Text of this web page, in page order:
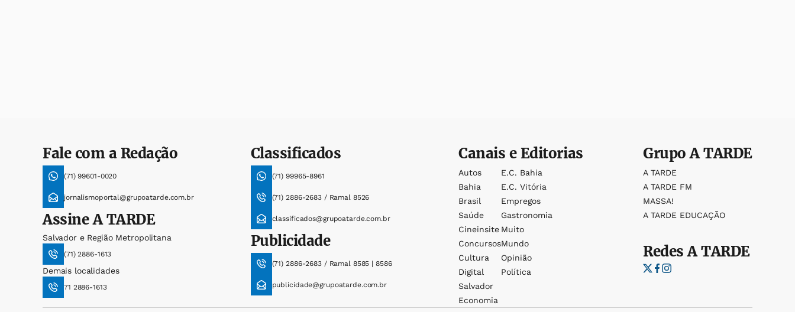
Fale com a Redação
(71) 99601-0020
jornalismoportal@grupoatarde.com.br
AssineA TARDE
Salvador e Região Metropolitana
(71) 2886-1613
Demais localidades
71 2886-1613
Classificados
(71) 99965-8961
(71) 2886-2683 / Ramal 8526
classificados@grupoatarde.com.br
Publicidade
(71) 2886-2683 / Ramal 8585 | 8586
publicidade@grupoatarde.com.br
Canais e Editorias
Autos
Bahia
Brasil
Saúde
Cineinsite
Concursos
Cultura
Digital
Salvador
Economia
E.c. Bahia
E.c. Vitória
Empregos
Gastronomia
Muito
Mundo
Opinião
Política
GrupoA TARDE
A TARDE
A TARDE FM
MASSA!
A TARDE EDUCAÇÃO
RedesA TARDE